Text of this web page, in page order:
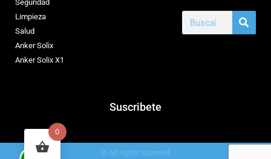
Seguridad
Limpieza
Salud
Anker Solix
Anker Solix X1
Suscribete
© All rights reserved
0